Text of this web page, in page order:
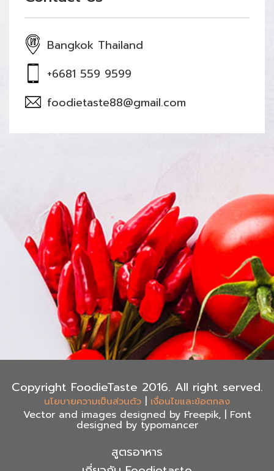
Bangkok Thailand
+6681 559 9599
foodietaste88@gmail.com
Copyright FoodieTaste 2016. All right served.
นโยบายความเป็นส่วนตัว เงื่อนไขและข้อตกลง
Vector and images designed by Freepik, | Font
designed by typomancer
สูตรอาหาร